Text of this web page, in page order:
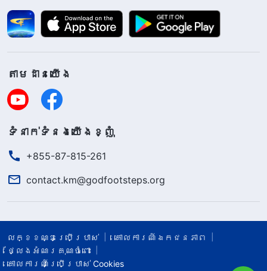
តាម​ដាន​យើង​
ទំនាក់​ទំនង​យើង​ខ្ញុំ
+855-87-815-261
contact.km@godfootsteps.org
លក្ខខណ្ឌ​ប្រើប្រាស់​
គោលការណ៍ឯកជនភាព
ថ្លែងអំណរគុណចំពោះ
គោលការណ៍ប្រើប្រាស់ Cookies